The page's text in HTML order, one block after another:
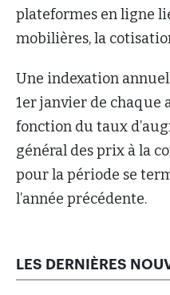
plateformes en ligne
mobilières, la
Une indexation
1er janvier de chaque
fonction du taux
général des prix à la
pour la période se
l’année précédente.
LES DERNIÈRES